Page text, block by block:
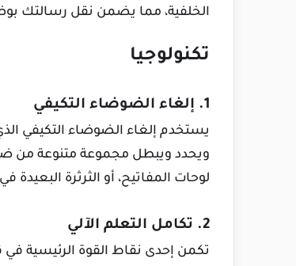
الخلفية، مما يضمن نقل رسالتك
تكنولوجيا
1. إلغاء الضوضاء التكيفي
يستخدم إلغاء الضوضاء التكيفي
ويحدد ويبطل مجموعة متنوعة من
لوحات المفاتيح، أو الثرثرة
2. تكامل التعلم الآلي
تكمن إحدى نقاط القوة الرئيسية